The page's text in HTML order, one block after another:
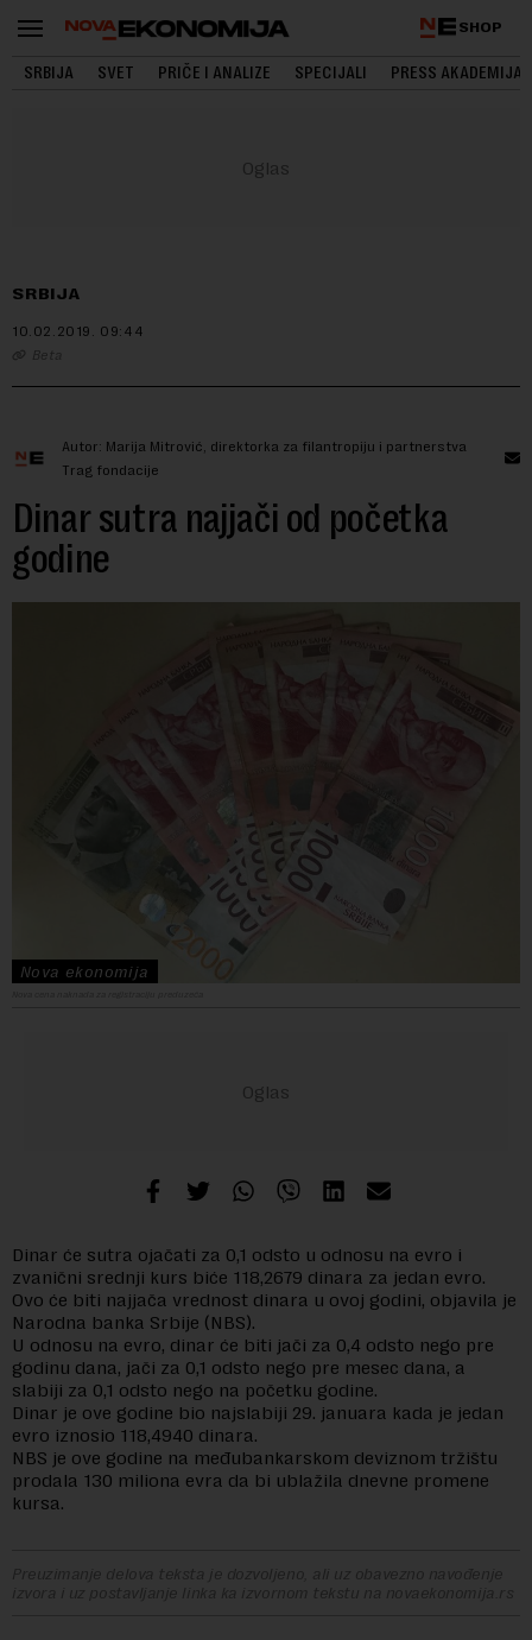
SHOP
SRBIJA SVET PRIČE I ANALIZE SPECIJALI PRESS AKADEMIJA
SRBIJA
10.02.2019. 09:44
Beta
Autor: Marija Mitrović, direktorka za filantropiju i partnerstva
Trag fondacije
Dinar sutra najjači od početka
godine
Nova ekonomija
Dinar će sutra ojačati za 0,1 odsto u odnosu na evro i
zvanični srednji kurs biće 118,2679 dinara za jedan evro.
Ovo će biti najjača vrednost dinara u ovoj godini, objavila je
Narodna banka Srbije (NBS).
U odnosu na evro, dinar će biti jači za 0,4 odsto nego pre
godinu dana, jači za 0,1 odsto nego pre mesec dana, a
slabiji za 0,1 odsto nego na početku godine.
Dinar je ove godine bio najslabiji 29. januara kada je jedan
evro iznosio 118,4940 dinara.
NBS je ove godine na međubankarskom deviznom tržištu
prodala 130 miliona evra da bi ublažila dnevne promene
kursa.
Preuzimanje delova teksta je dozvoljeno, ali uz obavezno navođenje
izvora i uz postavljanje linka ka izvornom tekstu na novaekonomija.rs